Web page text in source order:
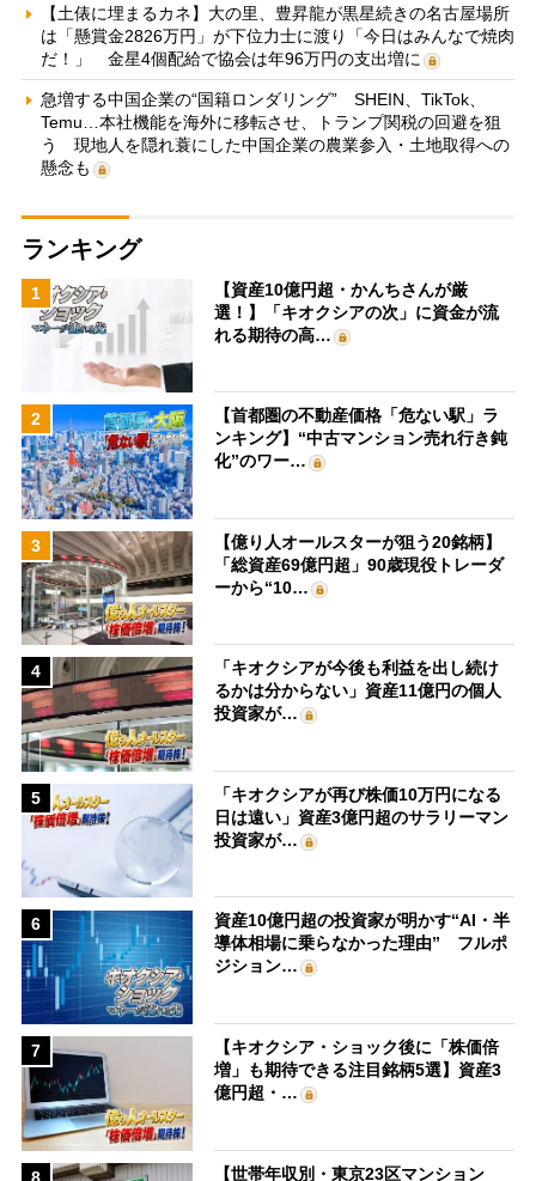
【土俵に埋まるカネ】大の里、豊昇龍が黒星続きの名古屋場所
は「懸賞金2826万円」が下位力士に渡り「今日はみんなで焼肉
だ！」 金星4個配給で協会は年96万円の支出増に
急増する中国企業の“国籍ロンダリング” SHEIN、TikTok、
Temu…本社機能を海外に移転させ、トランプ関税の回避を狙
う 現地人を隠れ蓑にした中国企業の農業参入・土地取得への
懸念も
ランキング
1
【資産10億円超・かんちさんが厳
選！】「キオクシアの次」に資金が流
れる期待の高…
2
【首都圏の不動産価格「危ない駅」ラ
ンキング】“中古マンション売れ行き鈍
化”のワー…
3
【億り人オールスターが狙う20銘柄】
「総資産69億円超」90歳現役トレーダ
ーから“10…
4
「キオクシアが今後も利益を出し続け
るかは分からない」資産11億円の個人
投資家が…
5
「キオクシアが再び株価10万円になる
日は遠い」資産3億円超のサラリーマン
投資家が…
6
資産10億円超の投資家が明かす“AI・半
導体相場に乗らなかった理由” フルポ
ジション…
7
【キオクシア・ショック後に「株価倍
増」も期待できる注目銘柄5選】資産3
億円超・…
8 【世帯年収別・東京23区マンション